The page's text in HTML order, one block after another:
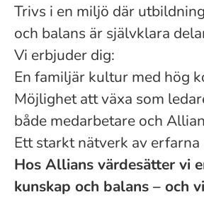
Trivs i en miljö där
och balans är självklara
Vi erbjuder dig:
En familjär kultur med hög
Möjlighet att växa som
både medarbetare och
Ett starkt nätverk av
Hos Allians värdesätter vi
kunskap och balans – och